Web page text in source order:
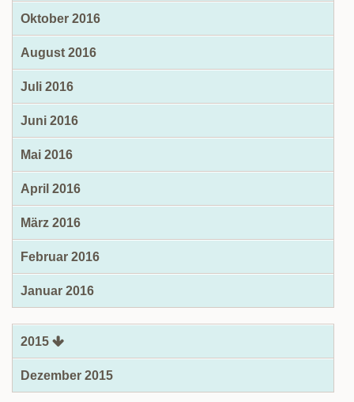
Oktober 2016
August 2016
Juli 2016
Juni 2016
Mai 2016
April 2016
März 2016
Februar 2016
Januar 2016
2015
Dezember 2015